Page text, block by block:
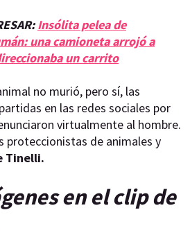
Insólita pelea de
una camioneta arrojó a
un carrito
no murió, pero sí, las
en las redes sociales por
virtualmente al hombre.
proteccionistas de animales y
Tinelli.
en el clip de